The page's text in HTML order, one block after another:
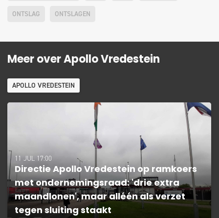
ONTSLAG ONTSLAGEN
Meer over Apollo Vredestein
APOLLO VREDESTEIN
11 JUL 17:00
Directie Apollo Vredestein op ramkoers
met ondernemingsraad: 'drie extra
maandlonen', maar alléén als verzet
tegen sluiting staakt